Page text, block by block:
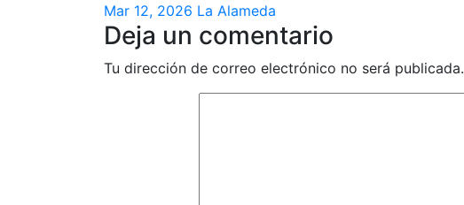
Mar 12, 2026 La Alameda
Deja un comentario
Tu dirección de correo electrónico no será publicada.